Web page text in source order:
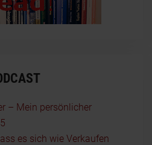
– Mein persönlicher
es sich wie Verkaufen